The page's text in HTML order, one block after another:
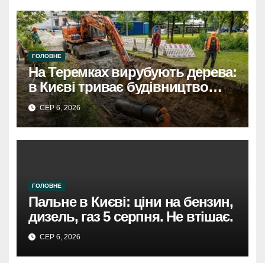
ГОЛОВНЕ
На Теремках вирубують дерева:
в Києві триває будівництво
теплотраси
СЕР 6, 2026
ГОЛОВНЕ
Пальне в Києві: ціни на бензин,
дизель, газ 5 серпня. Не втішає.
СЕР 6, 2026